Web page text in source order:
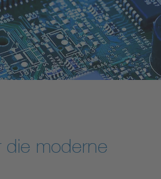
safety
die moderne